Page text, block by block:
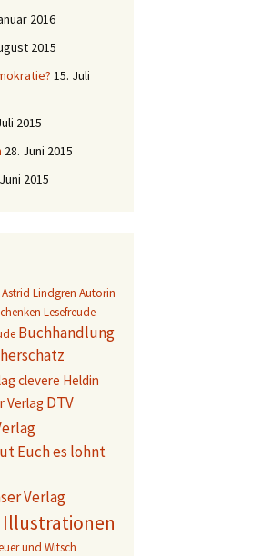
2016
2015
15. Juli
2015
28. Juni 2015
2015
Astrid Lindgren Autorin
Lesefreude
Buchhandlung
clevere Heldin
Verlag DTV
Euch es lohnt
Verlag
Illustrationen
und Witsch